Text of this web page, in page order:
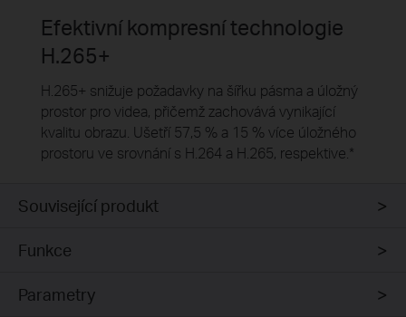
Efektivní kompresní technologie
H.265+
H.265+ snižuje požadavky na šířku pásma a úložný
prostor pro videa, přičemž zachovává vynikající
kvalitu obrazu. Ušetří 57,5 % a 15 % více úložného
prostoru ve srovnání s H.264 a H.265, respektive. *
Související produkt
Funkce
Parametry